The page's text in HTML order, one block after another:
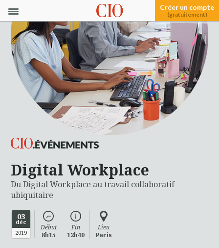
Créer un compte
(gratuitement)
Digital Workplace
Du Digital Workplace au travail collaboratif
ubiquitaire
03
déc
2019
Début
8h15
Fin
12h40
Lieu
Paris